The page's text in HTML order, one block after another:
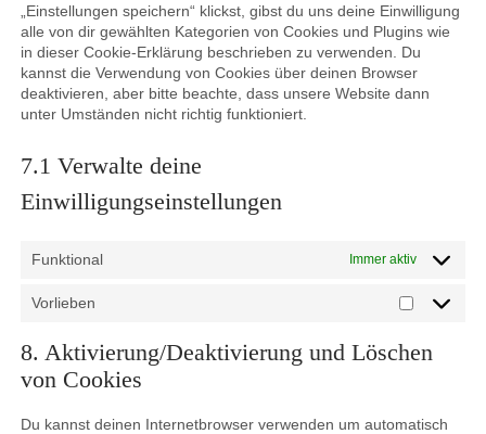
„Einstellungen speichern“ klickst, gibst du uns deine Einwilligung
alle von dir gewählten Kategorien von Cookies und Plugins wie
in dieser Cookie-Erklärung beschrieben zu verwenden. Du
kannst die Verwendung von Cookies über deinen Browser
deaktivieren, aber bitte beachte, dass unsere Website dann
unter Umständen nicht richtig funktioniert.
7.1 Verwalte deine
Einwilligungseinstellungen
Funktional Immer aktiv
Vorlieben
Vorlieben
8. Aktivierung/Deaktivierung und Löschen
von Cookies
Du kannst deinen Internetbrowser verwenden um automatisch